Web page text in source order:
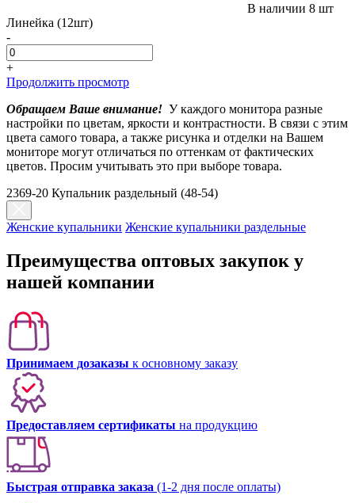
В наличии 8 шт
Линейка (12шт)
-
+
Продолжить просмотр
Обращаем Ваше внимание! У каждого монитора разные
настройки по цветам, яркости и контрастности. В связи с этим
цвета самого товара, а также рисунка и отделки на Вашем
мониторе могут отличаться по оттенкам от фактических
цветов. Просим учитывать это при выборе товара.
2369-20 Купальник раздельный (48-54)
Женские купальники Женские купальники раздельные
Преимущества оптовых закупок у
нашей компании
Принимаем дозаказы к основному заказу
Предоставляем сертификаты на продукцию
Быстрая отправка заказа (1-2 дня после оплаты)